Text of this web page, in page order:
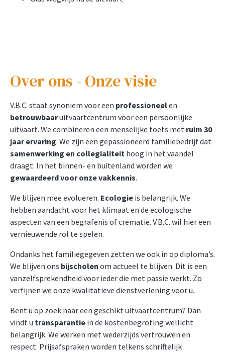
Over ons - Onze visie
V.B.C. staat synoniem voor een professioneelen
betrouwbaaruitvaartcentrum voor een persoonlijke
uitvaart. We combineren een menselijke toets met ruim 30
jaar ervaring. We zijn een gepassioneerd familiebedrijf dat
samenwerking en collegialiteit hoog in het vaandel
draagt. In het binnen- en buitenland worden we
gewaardeerd voor onze vakkennis.
We blijven mee evolueren. Ecologie is belangrijk. We
hebben aandacht voor het klimaat en de ecologische
aspecten van een begrafenis of crematie. V.B.C. wil hier een
vernieuwende rol te spelen.
Ondanks het familiegegeven zetten we ook in op diploma’s.
We blijven ons bijscholen om actueel te blijven. Dit is een
vanzelfsprekendheid voor ieder die met passie werkt. Zo
verfijnen we onze kwalitatieve dienstverlening voor u.
Bent u op zoek naar een geschikt uitvaartcentrum? Dan
vindt u transparantie in de kostenbegroting wellicht
belangrijk. We werken met wederzijds vertrouwen en
respect. Prijsafspraken worden telkens schriftelijk